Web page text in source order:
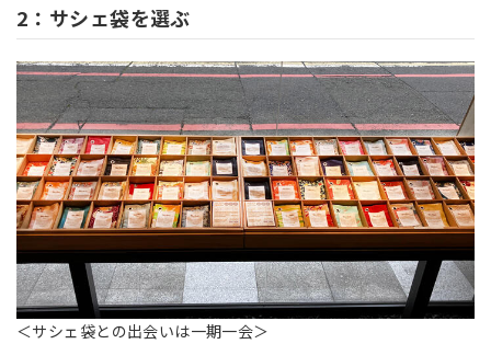
2：サシェ袋を選ぶ
＜サシェ袋との出会いは一期一会＞